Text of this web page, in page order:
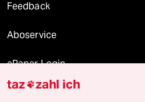
Feedback
Aboservice
ePaper Login
Downloads für Abonnierende
taz zahl ich